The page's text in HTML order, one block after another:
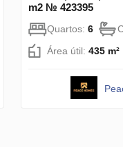
m2 № 423395
Quartos: 6
Área útil: 435 m²